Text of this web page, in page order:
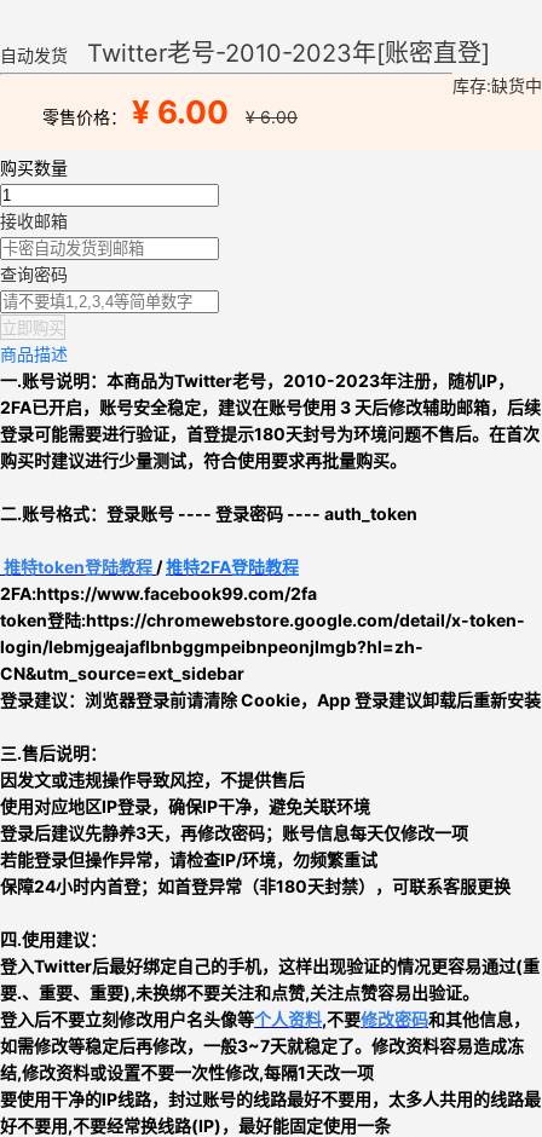
自动发货 Twitter老号-2010-2023年[账密直登]
库存:缺货中
零售价格：
¥ 6.00 ¥ 6.00
购买数量
接收邮箱
查询密码
立即购买
商品描述
一.账号说明： 本商品为Twitter老号， 2010-2023年注册， 随机IP，
2FA已开启， 账号安全稳定， 建议在账号使用 3 天后修改辅助邮箱，后续
登录可能需要进行验证， 首登提示180天封号为环境问题不售后。 在首次
购买时建议进行少量测试，符合使用要求再批量购买。
二.账号格式： 登录账号 ---- 登录密码 ---- auth_token
推特token登陆教程 /推特2FA登陆教程
2FA:https://www.facebook99.com/2fa
token登陆:https://chromewebstore.google.com/detail/x-token-
login/lebmjgeajaflbnbggmpeibnpeonjlmgb?hl=zh-
CN&utm_source=ext_sidebar
登录建议：浏览器登录前请清除 Cookie，App 登录建议卸载后重新安装
三.售后说明：
因发文或违规操作导致风控，不提供售后
使用对应地区IP登录，确保IP干净，避免关联环境
登录后建议先静养3天，再修改密码；账号信息每天仅修改一项
若能登录但操作异常，请检查IP/环境，勿频繁重试
保障24小时内首登；如首登异常（非180天封禁），可联系客服更换
四.使用建议：
登入Twitter后最好绑定自己的手机，这样出现验证的情况更容易通过(重
要.、重要、重要),未换绑不要关注和点赞,关注点赞容易出验证。
登入后不要立刻修改用户名头像等个人资料,不要修改密码和其他信息，
如需修改等稳定后再修改，一般3~7天就稳定了。修改资料容易造成冻
结,修改资料或设置不要一次性修改,每隔1天改一项
要使用干净的IP线路，封过账号的线路最好不要用，太多人共用的线路最
好不要用,不要经常换线路(IP)，最好能固定使用一条